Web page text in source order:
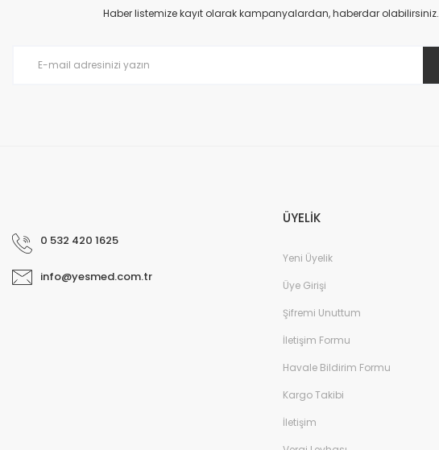
Ürün fiyatı diğer sitelerden daha pahalı.
Haber listemize kayıt olarak kampanyalardan, haberdar olabilirsiniz.
0 532 420 1625
info@yesmed.com.tr
ÜYELİK
Yeni Üyelik
Üye Girişi
Şifremi Unuttum
İletişim Formu
Havale Bildirim Formu
Kargo Takibi
İletişim